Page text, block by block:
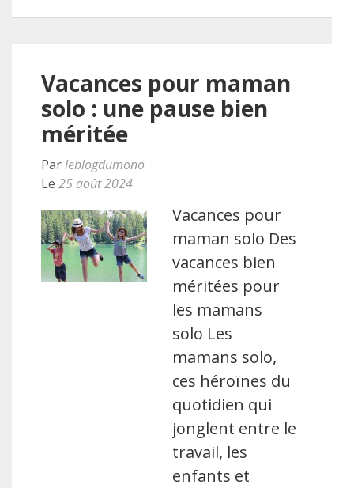
Vacances pour maman
solo : une pause bien
méritée
Parleblogdumono
Le 25 août 2024
Vacances pour
maman solo Des
vacances bien
méritées pour
les mamans
solo Les
mamans solo,
ces héroïnes du
quotidien qui
jonglent entre le
travail, les
enfants et